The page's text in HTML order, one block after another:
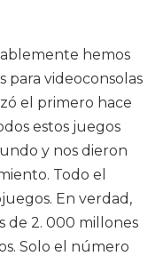
hemos
para videoconsolas
el primero hace
estos juegos
y nos dieron
Todo el
En verdad,
de 2. 000 millones
Solo el número